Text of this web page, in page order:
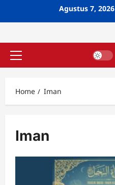
Agustus 7, 2026
Primary
Home Iman
Iman